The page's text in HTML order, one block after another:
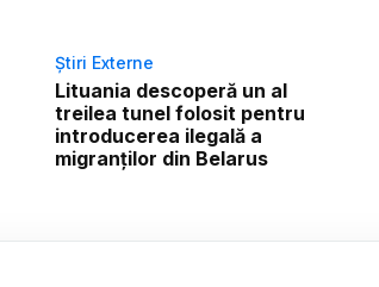
Știri Externe
Lituania descoperă un al
treilea tunel folosit pentru
introducerea ilegală a
migranților din Belarus